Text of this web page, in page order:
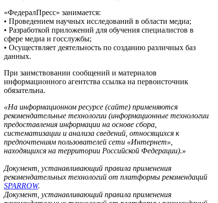
«ФедералПресс» занимается:
• Проведением научных исследований в области медиа;
• Разработкой приложений для обучения специалистов в
сфере медиа и госслужбы;
• Осуществляет деятельность по созданию различных баз
данных.
При заимствовании сообщений и материалов
информационного агентства ссылка на первоисточник
обязательна.
«На информационном ресурсе (сайте) применяются
рекомендательные технологии (информационные технологии
предоставления информации на основе сбора,
систематизации и анализа сведений, относящихся к
предпочтениям пользователей сети «Интернет»,
находящихся на территории Российской Федерации).»
Документ, устанавливающий правила применения
рекомендательных технологий от платформы рекомендаций
SPARROW.
Документ, устанавливающий правила применения